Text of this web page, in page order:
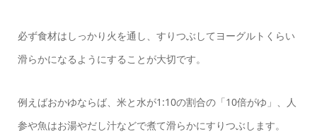
必ず食材はしっかり火を通し、すりつぶしてヨーグルトくらい
滑らかになるようにすることが大切です。
例えばおかゆならば、米と水が1:10の割合の「10倍がゆ」、人
参や魚はお湯やだし汁などで煮て滑らかにすりつぶします。